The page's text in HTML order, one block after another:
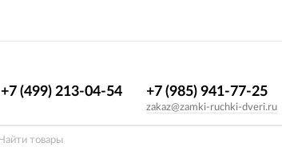
+7 (499) 213-04-54​ +7 (985) 941-77-25
zakaz@zamki-ruchki-dveri.ru